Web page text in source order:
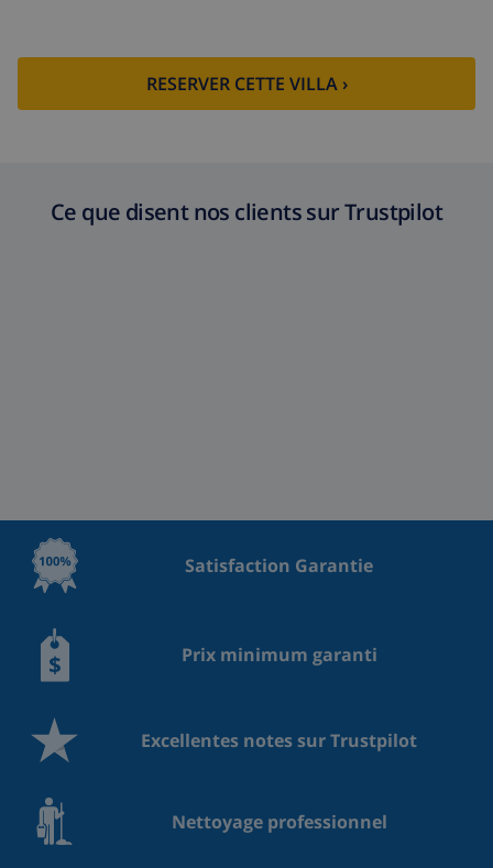
RESERVER CETTE VILLA ›
Ce que disent nos clients sur Trustpilot
Satisfaction Garantie
Prix minimum garanti
Excellentes notes sur Trustpilot
Nettoyage professionnel